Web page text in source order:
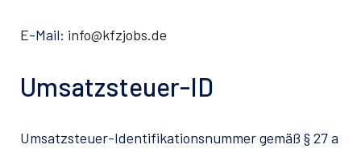
E-Mail: info@kfzjobs.de
Umsatzsteuer-ID
Umsatzsteuer-Identifikationsnummer gemäß § 27 a